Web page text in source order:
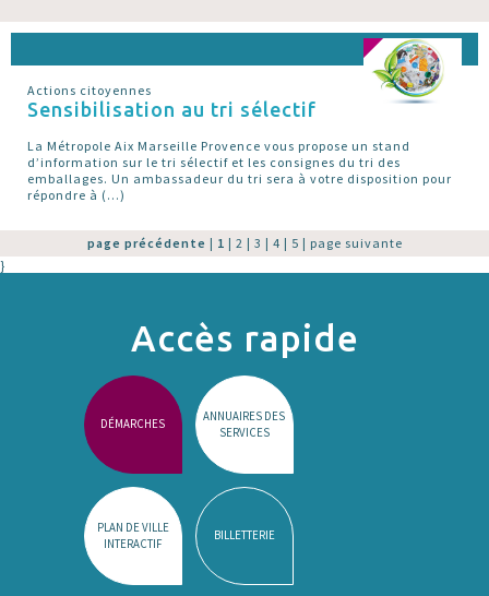
Actions citoyennes
Sensibilisation au tri sélectif
La Métropole Aix Marseille Provence vous propose un stand
d’information sur le tri sélectif et les consignes du tri des
emballages. Un ambassadeur du tri sera à votre disposition pour
répondre à (…)
page précédente | 1 | 2 | 3 | 4 | 5 | page suivante
}
Accès rapide
DÉMARCHES
ANNUAIRES DES
SERVICES
PLAN DE VILLE
INTERACTIF
BILLETTERIE